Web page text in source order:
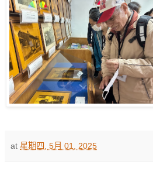
at 星期四, 5月 01, 2025